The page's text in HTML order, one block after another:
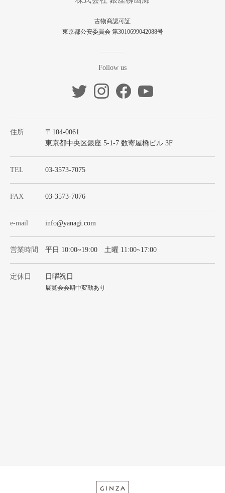
古物商認可証
東京都公安委員会 第3010699042088号
Follow us
住所
〒104-0061
東京都中央区銀座 5-1-7 数寄屋橋ビル 3F
TEL 03-3573-7075
FAX 03-3573-7076
e-mail info@yanagi.com
営業時間 平日 10:00~19:00 土曜 11:00~17:00
定休日 日曜祝日
展覧会会期中変動あり